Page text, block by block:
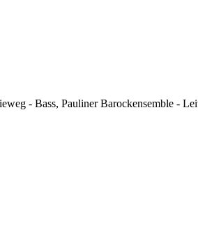
- Bass, Pauliner Barockensemble -